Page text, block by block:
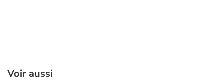
Voir aussi